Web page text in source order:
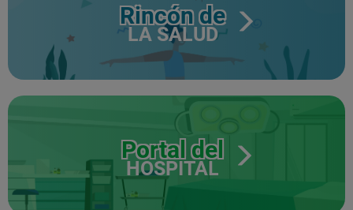
Rincón de
LA SALUD
Portal del
HOSPITAL